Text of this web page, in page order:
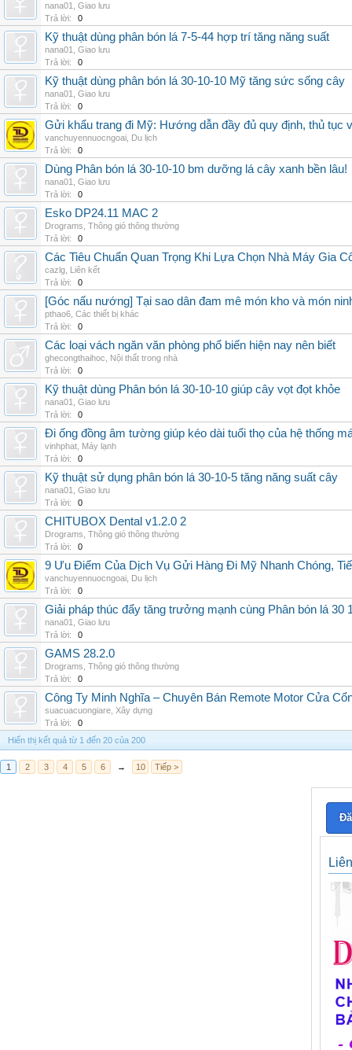
nana01
Giao lưu
Trả lời:
0
Kỹ thuật dùng phân bón lá 7-5-44 hợp trí tăng năng suất
nana01
Giao lưu
Trả lời:
0
Kỹ thuật dùng phân bón lá 30-10-10 Mỹ tăng sức sống cây
nana01
Giao lưu
Trả lời:
0
Gửi khẩu trang đi Mỹ: Hướng dẫn đầy đủ quy định, thủ tục
vanchuyennuocngoai Du lịch
Trả lời:
0
Dùng Phân bón lá 30-10-10 bm dưỡng lá cây xanh bền lâu!
nana01
Giao lưu
Trả lời:
0
Esko DP24.11 MAC 2
Drograms Thông gió thông thường
Trả lời:
0
Các Tiêu Chuẩn Quan Trọng Khi Lựa Chọn Nhà Máy Gia
cazlg Liên kết
Trả lời:
0
[Góc nấu nướng] Tại sao dân đam mê món kho và món
pthao6 Các thiết bị khác
Trả lời:
0
Các loại vách ngăn văn phòng phổ biến hiện nay nên biết
ghecongthaihoc
Nội thất trong nhà
Trả lời:
0
Kỹ thuật dùng Phân bón lá 30-10-10 giúp cây vọt đọt khỏe
nana01
Giao lưu
Trả lời:
0
Đi ống đồng âm tường giúp kéo dài tuổi thọ của hệ thống
vinhphat Máy lạnh
Trả lời:
0
Kỹ thuật sử dụng phân bón lá 30-10-5 tăng năng suất cây
nana01
Giao lưu
Trả lời:
0
CHITUBOX Dental v1.2.0 2
Drograms Thông gió thông thường
Trả lời:
0
9 Ưu Điểm Của Dịch Vụ Gửi Hàng Đi Mỹ Nhanh Chóng,
vanchuyennuocngoai Du lịch
Trả lời:
0
Giải pháp thúc đẩy tăng trưởng mạnh cùng Phân bón lá 30
nana01
Giao lưu
Trả lời:
0
GAMS 28.2.0
Drograms Thông gió thông thường
Trả lời:
0
Công Ty Minh Nghĩa – Chuyên Bán Remote Motor Cửa
suacuacuongiare Xây dựng
Trả lời:
0
Hiển thị kết quả từ 1 đến 20 của 200
1 2 3 4 5 6 → 10 Tiếp >